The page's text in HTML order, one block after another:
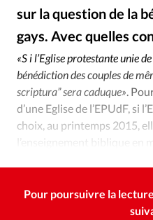
Se connecter
Édition: Internationale
Devise:CHF
RUBRIQUES
Tous les articles
Actualité internationale
Société
Tour du monde
sur la question de la
gays. Avec quelles
«S i l’Eglise protestante unie
bénédiction des couples de
scriptura” sera caduque» .
d’une Eglise de l’EPUdF, si
choix, au printemps 2015,
l’enseignement biblique en
Pour poursuivre la